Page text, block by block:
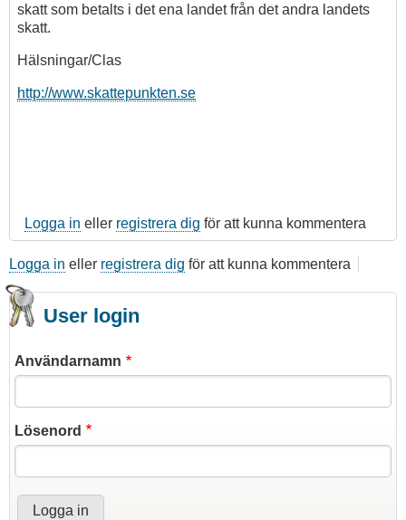
skatt som betalts i det ena landet från det andra landets
skatt.
Hälsningar/Clas
http://www.skattepunkten.se
Logga in eller registrera dig för att kunna kommentera
Logga in eller registrera dig för att kunna kommentera
User login
Användarnamn
Lösenord